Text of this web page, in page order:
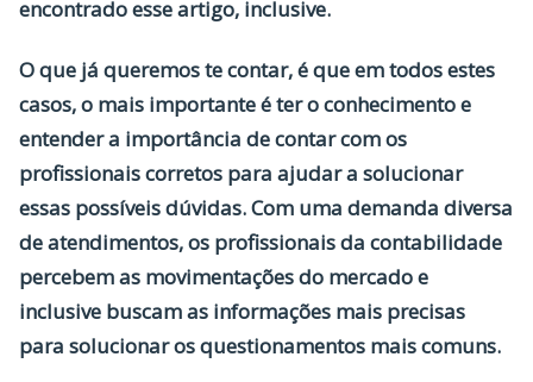
encontrado esse artigo, inclusive.
O que já queremos te contar, é que em todos estes
casos, o mais importante é ter o conhecimento e
entender a importância de contar com os
profissionais corretos para ajudar a solucionar
essas possíveis dúvidas. Com uma demanda diversa
de atendimentos, os profissionais da contabilidade
percebem as movimentações do mercado e
inclusive buscam as informações mais precisas
para solucionar os questionamentos mais comuns.